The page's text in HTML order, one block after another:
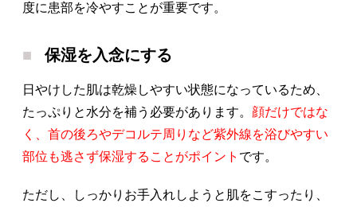
度に患部を冷やすことが重要です。
保湿を入念にする
日やけした肌は乾燥しやすい状態になっているため、
たっぷりと水分を補う必要があります。 顔だけではな
く、首の後ろやデコルテ周りなど紫外線を浴びやすい
部位も逃さず保湿することがポイント です。
ただし、しっかりお手入れしようと肌をこすったり、